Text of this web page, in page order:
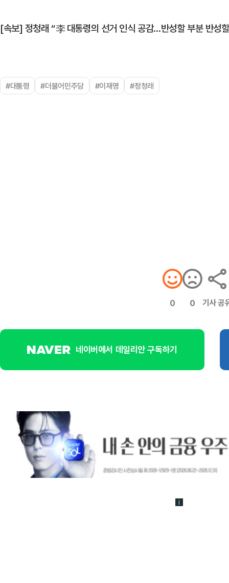
[속보] 정청래 “李 대통령의 선거 인식 공감…반성할 부분 반성
#대통령 #더불어민주당 #이재명 #정청래
0 0 기사 공
네이버에서 데일리안 구독하기